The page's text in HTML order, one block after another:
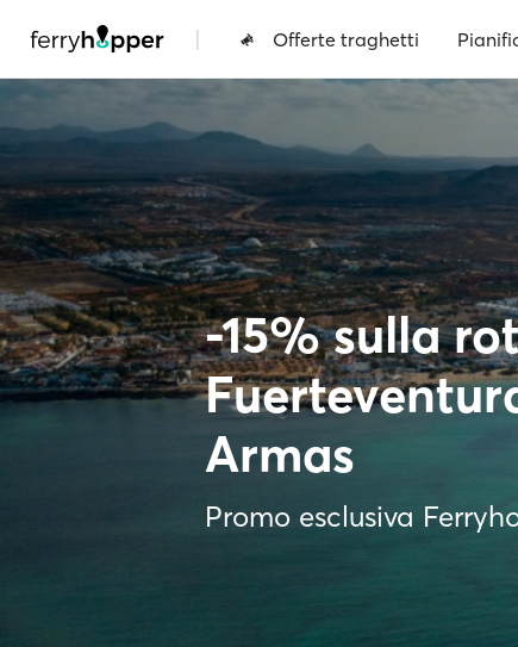
| Offerte traghetti
-15% sulla
Armas
Promo esclusiva